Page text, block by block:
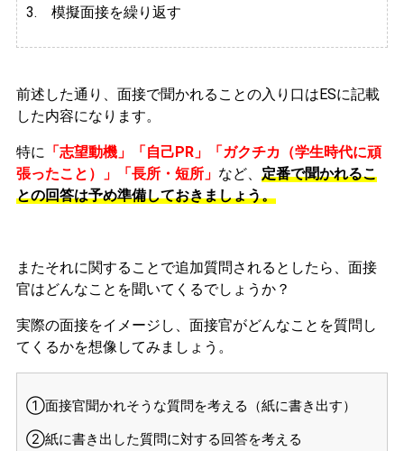
3. 模擬面接を繰り返す
前述した通り、面接で聞かれることの入り口はESに記載
した内容になります。
特に 「志望動機」「自己PR」「ガクチカ（学生時代に頑
張ったこと）」「長所・短所」 など、 定番で聞かれるこ
との回答は予め準備しておきましょう。
またそれに関することで追加質問されるとしたら、面接
官はどんなことを聞いてくるでしょうか？
実際の面接をイメージし、面接官がどんなことを質問し
てくるかを想像してみましょう。
①面接官聞かれそうな質問を考える（紙に書き出す）
②紙に書き出した質問に対する回答を考える